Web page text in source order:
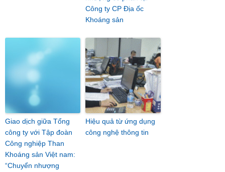
Công ty CP Địa ốc
Khoáng sản
Giao dịch giữa Tổng
công ty với Tập đoàn
Công nghiệp Than
Khoáng sản Việt nam:
“Chuyển nhượng
Hiệu quả từ ứng dụng
công nghệ thông tin